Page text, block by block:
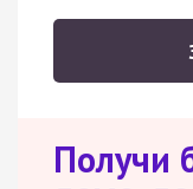
Получи